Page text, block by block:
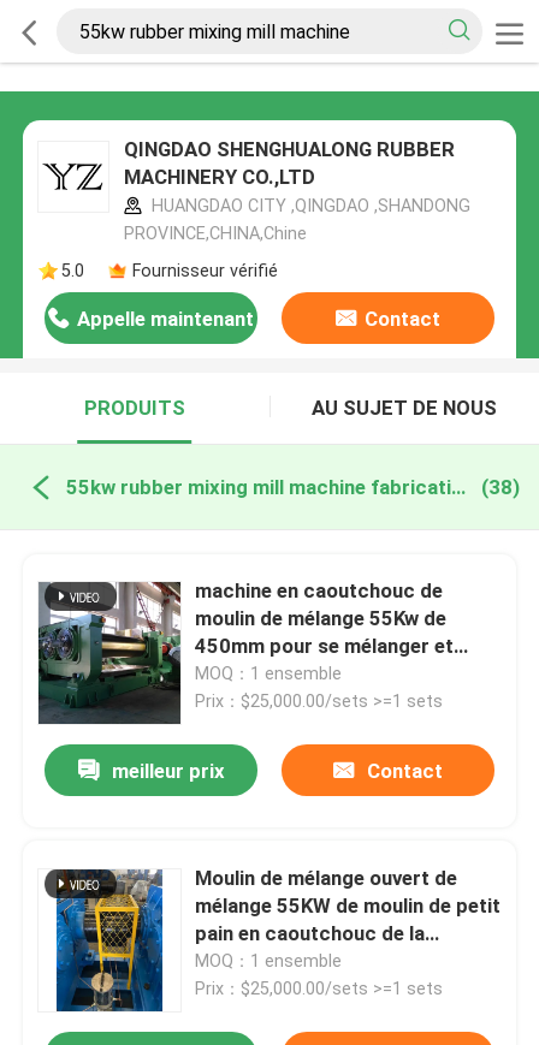
QINGDAO SHENGHUALONG RUBBER
MACHINERY CO.,LTD
HUANGDAO CITY ,QINGDAO ,SHANDONG
PROVINCE,CHINA,Chine
5.0
Fournisseur vérifié
Appelle maintenant Contact
PRODUITS AU SUJET DE NOUS
55kw rubber mixing mill machine fabrication en ligne (38)
machine en caoutchouc de
moulin de mélange 55Kw de
450mm pour se mélanger et
couvrir
MOQ：1 ensemble
Prix：$25,000.00/sets >=1 sets
meilleur prix Contact
Moulin de mélange ouvert de
mélange 55KW de moulin de petit
pain en caoutchouc de la
machine XK450 deux
MOQ：1 ensemble
Prix：$25,000.00/sets >=1 sets